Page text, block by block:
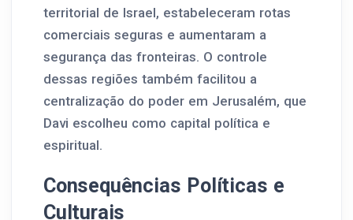
territorial de Israel, estabeleceram rotas
comerciais seguras e aumentaram a
segurança das fronteiras. O controle
dessas regiões também facilitou a
centralização do poder em Jerusalém, que
Davi escolheu como capital política e
espiritual.
Consequências Políticas e
Culturais